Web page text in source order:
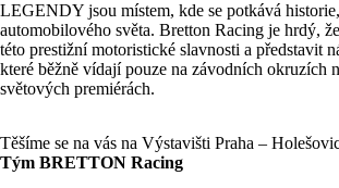
LEGENDY jsou místem, kde se potkává
automobilového světa. Bretton Racing je hrdý,
této prestižní motoristické slavnosti a představit
které běžně vídají pouze na závodních okruzích
světových premiérách.
Těšíme se na vás na Výstavišti Praha –
Tým BRETTON Racing